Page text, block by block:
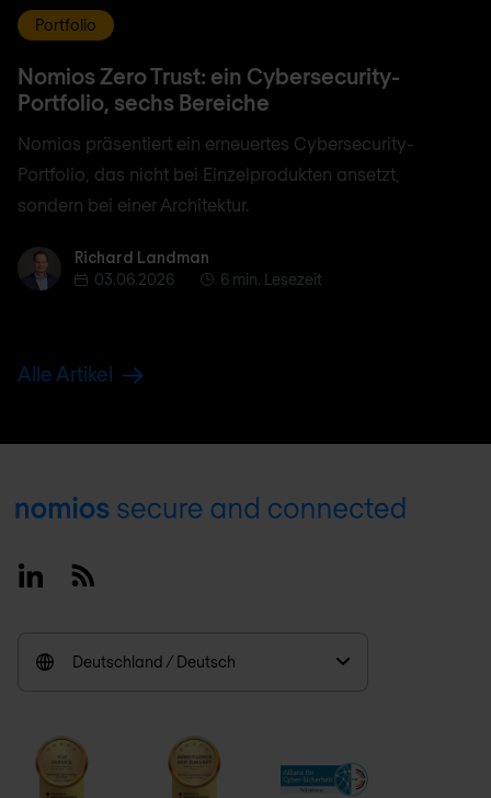
Portfolio
Nomios Zero Trust: ein Cybersecurity-
Portfolio, sechs Bereiche
Nomios präsentiert ein erneuertes Cybersecurity-
Portfolio, das nicht bei Einzelprodukten ansetzt,
sondern bei einer Architektur.
Richard Landman
Richard Landman
03.06.2026
6 min. Lesezeit
Alle Artikel
Footer
LinkedinRSS
Deutschland / Deutsch